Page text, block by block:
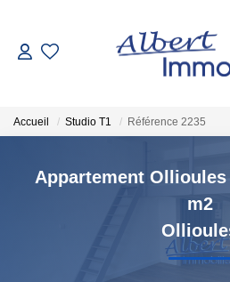
GESTION
Accueil Studio T1 Référence 2235
Appartement Ollioules
m2